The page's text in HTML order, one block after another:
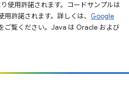
り使用許諾されます。コードサンプルは
用許諾されます。詳しくは、 Google
ご覧ください。Java は Oracle および